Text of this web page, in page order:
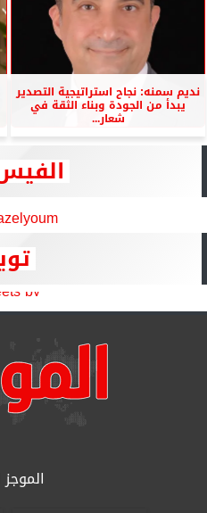
نديم سمنه: نجاح استراتيجية التصدير
يبدأ من الجودة وبناء الثقة في
شعار...
by